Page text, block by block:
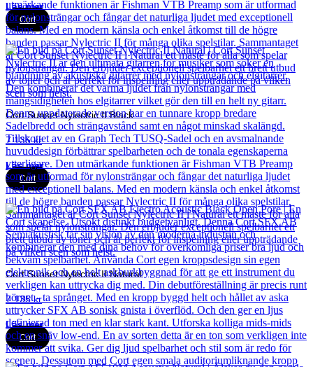
Läs mer
Cort
Cort Sunset Nylectric II Black
7 135kr
Läs mer
Cort
Cort Sunset Nylectric II Natural
7 135kr
Läs mer
Cort